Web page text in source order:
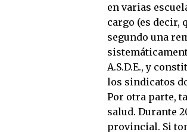
en varias
cargo (es decir,
segundo una
A.S.D.E., y
los sindicatos
Por otra parte,
salud. Durante
provincial. Si